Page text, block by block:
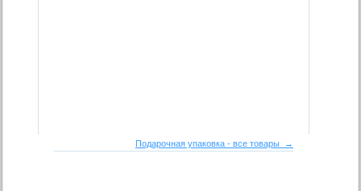
Подарочная упаковка - все товары →